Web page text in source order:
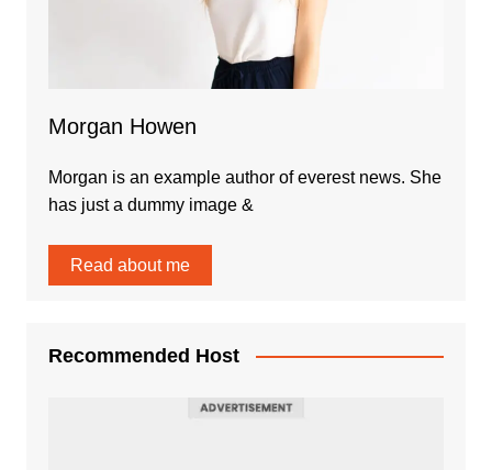
Morgan Howen
Morgan is an example author of everest news. She
has just a dummy image &
Read about me
Recommended Host